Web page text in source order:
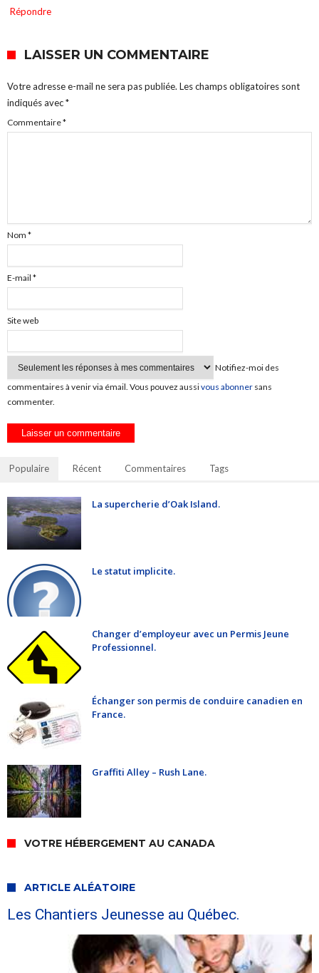
Répondre
LAISSER UN COMMENTAIRE
Votre adresse e-mail ne sera pas publiée. Les champs obligatoires sont
indiqués avec*
Commentaire*
Nom *
E-mail *
Site web
Notifiez-moi des
commentaires à venir via émail. Vous pouvez aussivous abonner sans
commenter.
Populaire Récent Commentaires Tags
La supercherie d’Oak Island.
Le statut implicite.
Changer d’employeur avec un Permis Jeune
Professionnel.
Échanger son permis de conduire canadien en
France.
Graffiti Alley – Rush Lane.
VOTRE HÉBERGEMENT AU CANADA
ARTICLE ALÉATOIRE
Les Chantiers Jeunesse au Québec.